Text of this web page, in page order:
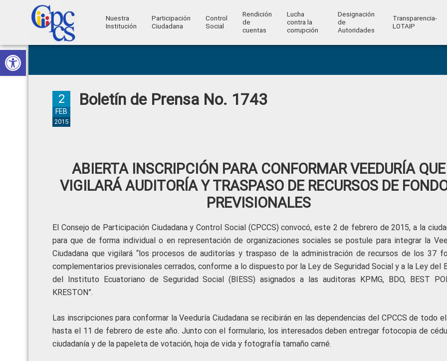
Abrir barra de herramientas
Skip
to
primary
Skip
to
main
Skip
to
primary
Skip
to
footer
Ciudadana
Control
Ciudadano
Nuestra
Institución
Participación
Ciudadana
Control
Social
Rendición
de
cuentas
Lucha
contra la
corrupción
Designación
de
Autoridades
Transparencia-
LOTAIP
Boletín de Prensa No. 1743
2
FEB
2015
ABIERTA INSCRIPCIÓN PARA CONFORMAR VEEDURÍA QUE
VIGILARÁ AUDITORÍA Y TRASPASO DE RECURSOS DE
PREVISIONALES
El Consejo de Participación Ciudadana y Control Social (CPCCS) convocó, este 2 de febrero de 2015, a la
para que de forma individual o en representación de organizaciones sociales se postule para integrar la
Ciudadana que vigilará “los procesos de auditorías y traspaso de la administración de recursos de los 37
complementarios previsionales cerrados, conforme a lo dispuesto por la Ley de Seguridad Social y a la Ley del
del Instituto Ecuatoriano de Seguridad Social (BIESS) asignados a las auditoras KPMG, BDO, BEST
KRESTON”.
Las inscripciones para conformar la Veeduría Ciudadana se recibirán en las dependencias del CPCCS de todo
hasta el 11 de febrero de este año. Junto con el formulario, los interesados deben entregar fotocopia de
ciudadanía y de la papeleta de votación, hoja de vida y fotografía tamaño carné.